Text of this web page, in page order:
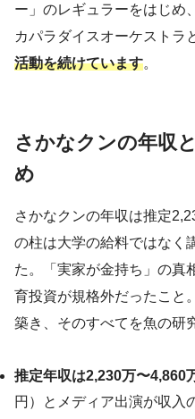
ー」のレギュラーをはじめ
カパラダイスオーケストラ
活動を続けています。
さかなクンの年収
め
さかなクンの年収は推定
の柱は大学の給料ではなく
た。「実家が金持ち」の真
育投資が規格外だったこと
築き、そのすべてを魚の研
推定年収は2,230万〜4,860
円）とメディア出演が収入